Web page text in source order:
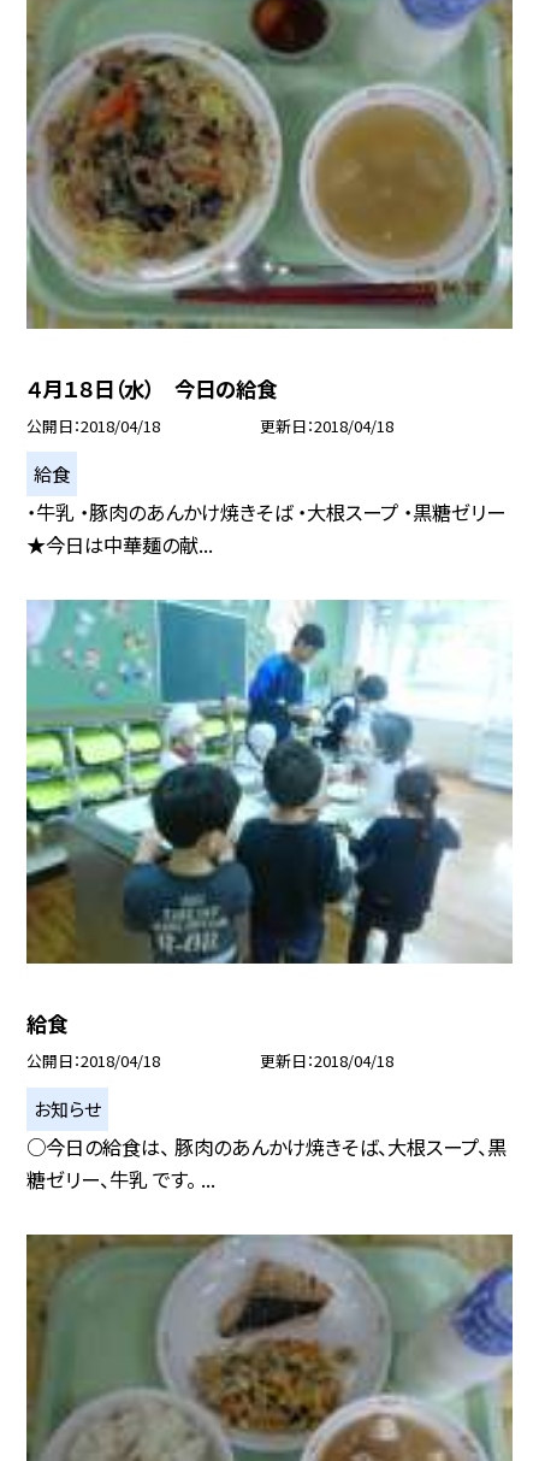
４月１８日（水） 今日の給食
公開日 2018/04/18 更新日 2018/04/18
給食
・牛乳 ・豚肉のあんかけ焼きそば ・大根スープ ・黒糖ゼリー
★今日は中華麺の献...
給食
公開日 2018/04/18 更新日 2018/04/18
お知らせ
○今日の給食は、 豚肉のあんかけ焼きそば、大根スープ、黒
糖ゼリー、牛乳 です。 ...